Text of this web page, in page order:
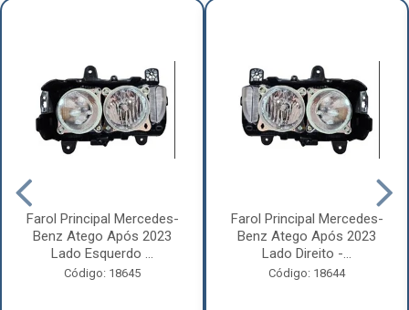
Farol Principal Mercedes-
Benz Atego Após 2023
Lado Esquerdo ...
Código: 18645
Farol Principal Mercedes-
Benz Atego Após 2023
Lado Direito -...
Código: 18644